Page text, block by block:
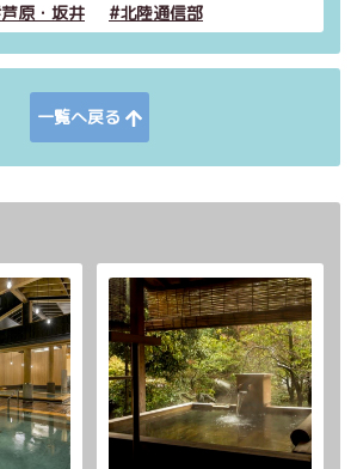
芦原・坂井 北陸通信部
一覧へ戻る